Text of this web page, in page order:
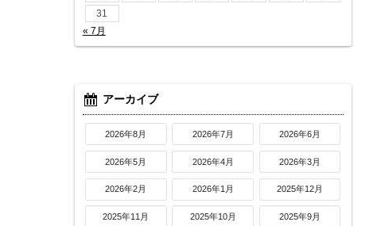
31
« 7月
アーカイブ
2026年8月 2026年7月 2026年6月
2026年5月 2026年4月 2026年3月
2026年2月 2026年1月 2025年12月
2025年11月 2025年10月 2025年9月